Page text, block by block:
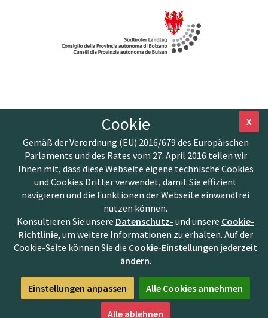
X
Cookie
Gemäß der Verordnung (EU) 2016/679 des Europäischen
Parlaments und des Rates vom 27. April 2016 teilen wir
Ihnen mit, dass diese Webseite eigene technische Cookies
und Cookies Dritter verwendet, damit Sie effizient
navigieren und die Funktionen der Webseite einwandfrei
nutzen können.
Konsultieren Sie unsere Datenschutz- und unsere Cookie-
Richtlinie, um weitere Informationen zu erhalten. Auf der
Cookie-Seite können Sie die Cookie-Einstellungen jederzeit
ändern.
Einstellungen anpassen Alle Cookies annehmen
Alle ablehnen